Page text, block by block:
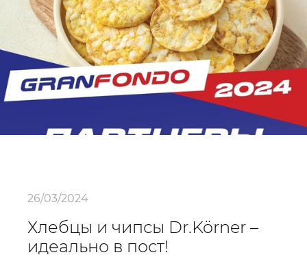
26/03/2024
Хлебцы и чипсы Dr.Körner –
идеально в пост!